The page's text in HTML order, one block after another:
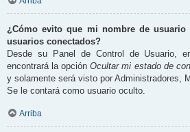
¿Cómo evito que mi nombre de usuario
usuarios conectados?
Desde su Panel de Control de Usuario,
encontrará la opciónOcultar mi estado de
y solamente será visto por Administradores,
Se le contará como usuario oculto.
Arriba